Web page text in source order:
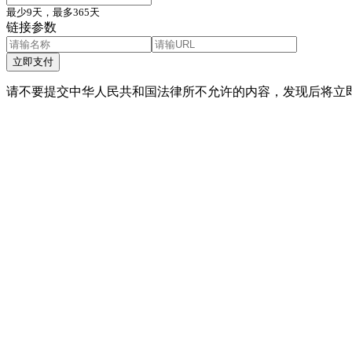
最少9天，最多365天
链接参数
立即支付
请不要提交中华人民共和国法律所不允许的内容，发现后将立